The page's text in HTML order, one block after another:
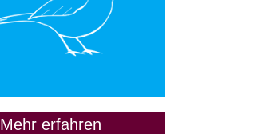
Mehr erfahren